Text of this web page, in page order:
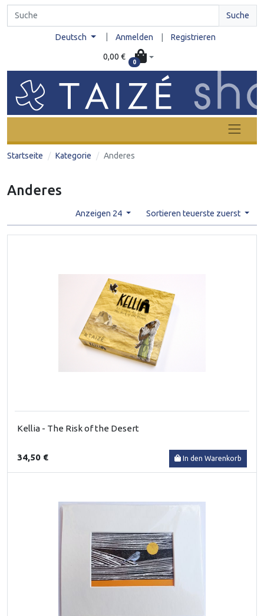
Suche
Deutsch Anmelden Registrieren
0,00 €
0
Startseite Kategorie Anderes
Anderes
Anzeigen 24 Sortieren teuerste zuerst
Kellia - The Risk of the Desert
34,50 € In den Warenkorb